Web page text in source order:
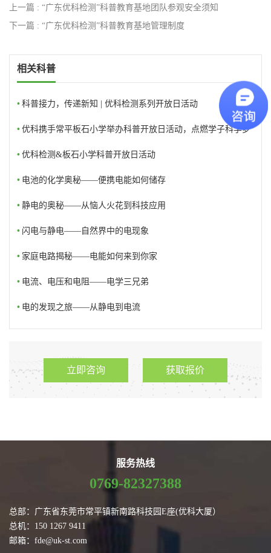
上一篇 : “广东优科检测”科普教育基地团队参观安全须知
下一篇 : “广东优科检测”科普教育基地管理制度
相关科普
• 科普接力，传递新知 | 优科检测系列开放日活动
• 优科携手常平板石小学举办科普开放日活动，点燃学子科学梦
想
• 优科检测&板石小学科普开放日活动
• 电池的化学奥秘——便携电能如何储存
• 静电的奥秘——从恼人火花到科技应用
• 闪电与静电——自然界中的电现象
• 家庭电路揭秘——电能如何来到你家
• 电流、电压和电阻——电学三兄弟
• 电的发现之旅——从静电到电流
立即咨询 获取报价
服务热线
0769-82327388
总部：广东省东莞市常平镇新南路科技园E座(优科大厦）
总机：150 1267 9411
邮箱：fde@uk-st.com